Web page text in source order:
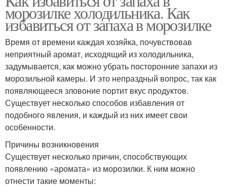
морозилке холодильника. Как
избавиться от запаха в морозилке
Время от времени каждая хозяйка, почувствовав
неприятный аромат, исходящий из холодильника,
задумывается, как можно убрать посторонние запахи из
морозильной камеры. И это непраздный вопрос, так как
появляющееся зловоние портит вкус продуктов.
Существует несколько способов избавления от
подобного явления, и каждый из них имеет свои
особенности.
Причины возникновения
Существует несколько причин, способствующих
появлению «аромата» из морозилки. К ним можно
отнести такие моменты: